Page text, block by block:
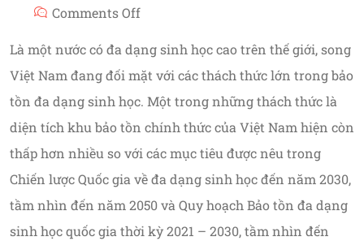
Comments Off
Là một nước có đa dạng sinh học cao trên thế giới, song
Việt Nam đang đối mặt với các thách thức lớn trong bảo
tồn đa dạng sinh học. Một trong những thách thức là
diện tích khu bảo tồn chính thức của Việt Nam hiện còn
thấp hơn nhiều so với các mục tiêu được nêu trong
Chiến lược Quốc gia về đa dạng sinh học đến năm 2030,
tầm nhìn đến năm 2050 và Quy hoạch Bảo tồn đa dạng
sinh học quốc gia thời kỳ 2021 – 2030, tầm nhìn đến